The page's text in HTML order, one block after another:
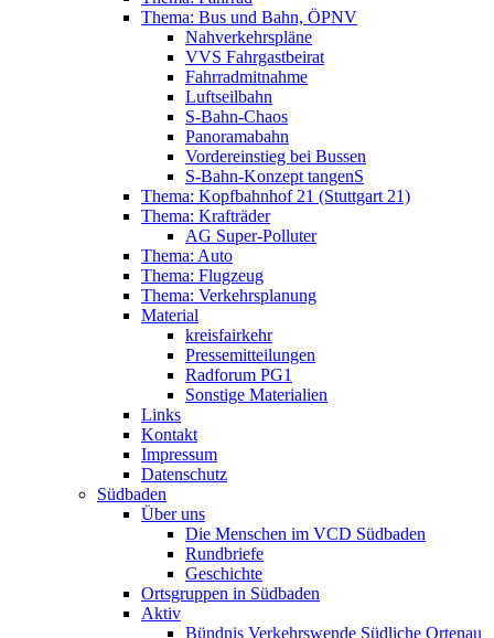
Thema: Bus und Bahn, ÖPNV
Nahverkehrspläne
VVS Fahrgastbeirat
Fahrradmitnahme
Luftseilbahn
S-Bahn-Chaos
Panoramabahn
Vordereinstieg bei Bussen
S-Bahn-Konzept tangenS
Thema: Kopfbahnhof 21 (Stuttgart 21)
Thema: Krafträder
AG Super-Polluter
Thema: Auto
Thema: Flugzeug
Thema: Verkehrsplanung
Material
kreisfairkehr
Pressemitteilungen
Radforum PG1
Sonstige Materialien
Links
Kontakt
Impressum
Datenschutz
Südbaden
Über uns
Die Menschen im VCD Südbaden
Rundbriefe
Geschichte
Ortsgruppen in Südbaden
Aktiv
Bündnis Verkehrswende Südliche Ortenau